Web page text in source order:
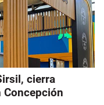
cierra
Concepción